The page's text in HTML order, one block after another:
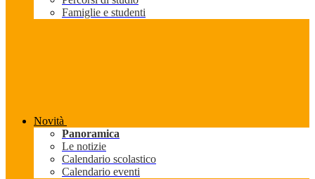
Famiglie e studenti
Novità
Panoramica
Le notizie
Calendario scolastico
Calendario eventi